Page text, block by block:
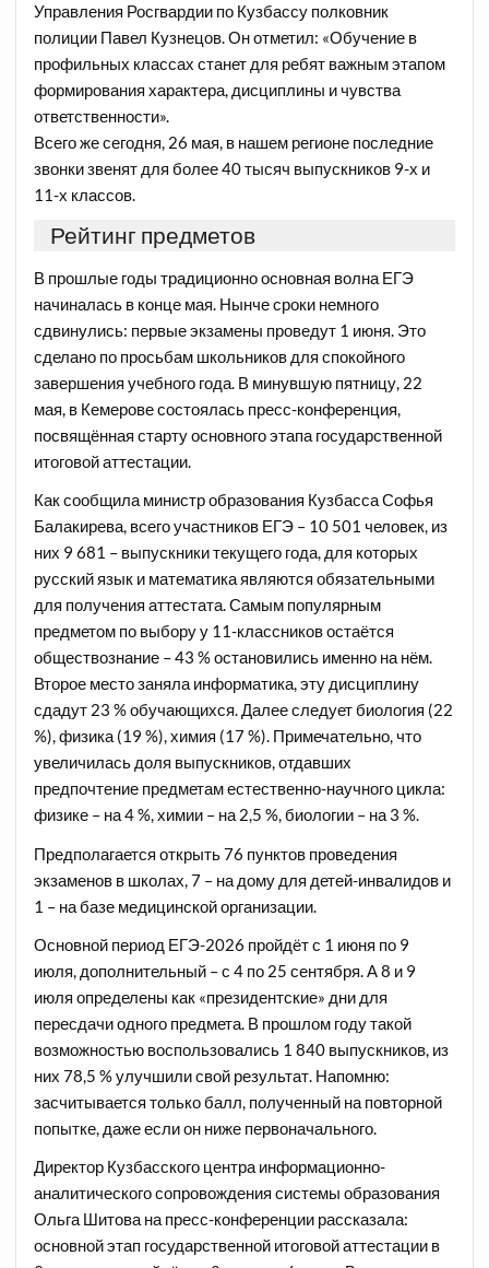
Управления Росгвардии по Кузбассу полковник
полиции Павел Кузнецов. Он отметил: «Обучение в
профильных классах станет для ребят важным этапом
формирования характера, дисциплины и чувства
ответственности».
Всего же сегодня, 26 мая, в нашем регионе последние
звонки звенят для более 40 тысяч выпускников 9-х и
11-х классов.
Рейтинг предметов
В прошлые годы традиционно основная волна ЕГЭ
начиналась в конце мая. Нынче сроки немного
сдвинулись: первые экзамены проведут 1 июня. Это
сделано по просьбам школьников для спокойного
завершения учебного года. В минувшую пятницу, 22
мая, в Кемерове состоялась пресс-конференция,
посвящённая старту основного этапа государственной
итоговой аттестации.
Как сообщила министр образования Кузбасса Софья
Балакирева, всего участников ЕГЭ – 10 501 человек, из
них 9 681 – выпускники текущего года, для которых
русский язык и математика являются обязательными
для получения аттестата. Самым популярным
предметом по выбору у 11-классников остаётся
обществознание – 43 % остановились именно на нём.
Второе место заняла информатика, эту дисциплину
сдадут 23 % обучающихся. Далее следует биология (22
%), физика (19 %), химия (17 %). Примечательно, что
увеличилась доля выпускников, отдавших
предпочтение предметам естественно-научного цикла:
физике – на 4 %, химии – на 2,5 %, биологии – на 3 %.
Предполагается открыть 76 пунктов проведения
экзаменов в школах, 7 – на дому для детей-инвалидов и
1 – на базе медицинской организации.
Основной период ЕГЭ-2026 пройдёт с 1 июня по 9
июля, дополнительный – с 4 по 25 сентября. А 8 и 9
июля определены как «президентские» дни для
пересдачи одного предмета. В прошлом году такой
возможностью воспользовались 1 840 выпускников, из
них 78,5 % улучшили свой результат. Напомню:
засчитывается только балл, полученный на повторной
попытке, даже если он ниже первоначального.
Директор Кузбасского центра информационно-
аналитического сопровождения системы образования
Ольга Шитова на пресс-конференции рассказала:
основной этап государственной итоговой аттестации в